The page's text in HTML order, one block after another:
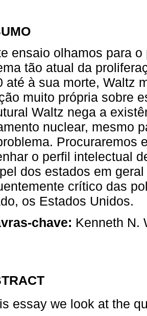
ensaio olhamos para
tão atual da
até à sua morte, Waltz
muito própria sobre
Waltz nega a
nuclear, mesmo
Procuraremos
o perfil intelectual
dos estados em
crítico das
os Estados Unidos.
chave: Kenneth N.
essay we look at the